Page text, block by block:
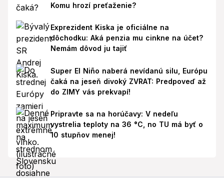
Komu hrozí preťaženie?
Exprezident Kiska je oficiálne na
dôchodku: Aká penzia mu cinkne na účet?
Nemám dôvod ju tajiť
Super El Niño naberá nevídanú silu, Európu
čaká na jeseň divoký ZVRAT: Predpoveď až
do ZIMY vás prekvapí!
Pripravte sa na horúčavy: V nedeľu
vystrelia teploty na 36 °C, no TU má byť o
10 stupňov menej!